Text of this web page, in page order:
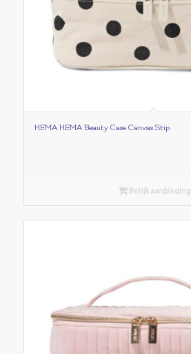
HEMA HEMA Beauty Case Canvas Stip
Bekijk aanbieding